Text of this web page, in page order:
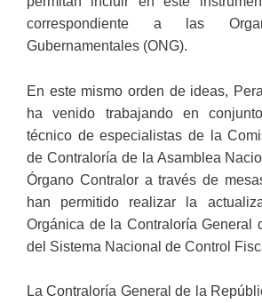
correspondiente a las
Gubernamentales (ONG).
En este mismo orden de ideas,
ha venido trabajando en
técnico de especialistas de la
de Contraloría de la Asamblea
Órgano Contralor a través de
han permitido realizar la
Orgánica de la Contraloría General
del Sistema Nacional de Control
La Contraloría General de la